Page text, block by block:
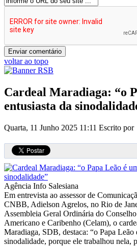
voltar ao topo
Cardeal Maradiaga: “o
entusiasta da
Quarta, 11 Junho 2025 11:11 Escrito por
Agência Info Salesiana
Em entrevista ao assessor de
CNBB, Adielson Agrelos, no Rio de
Assembleia Geral Ordinária do
Americano e Caribenho (Celam), o
Maradiaga, SDB, destaca: “o Papa Leão
sinodalidade, porque ele trabalhou nela,